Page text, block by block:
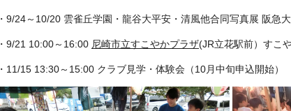
・9/24～10/20 雲雀丘学園・龍谷大平安・清風他合同写真展 阪急
・9/21 10:00～16:00 尼崎市立すこやかプラザ(JR立花駅前）すこ
・11/15 13:30～15:00 クラブ見学・体験会（10月中旬申込開始）